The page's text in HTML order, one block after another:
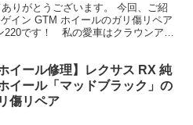
りがとうございます。 今回、ご紹
イン GTM ホイールのガリ傷リペア
です！ 私の愛車はクラウンアス
ホイール修理】レクサス RX 純
イール「マッドブラック」の
傷リペア